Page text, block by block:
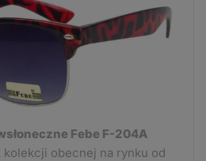
Febe F-204A
obecnej na rynku od